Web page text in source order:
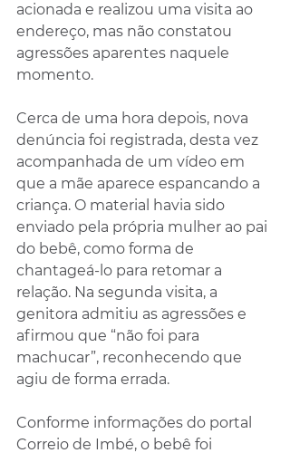
acionada e realizou uma visita ao
endereço, mas não constatou
agressões aparentes naquele
momento.
Cerca de uma hora depois, nova
denúncia foi registrada, desta vez
acompanhada de um vídeo em
que a mãe aparece espancando a
criança. O material havia sido
enviado pela própria mulher ao pai
do bebê, como forma de
chantageá-lo para retomar a
relação. Na segunda visita, a
genitora admitiu as agressões e
afirmou que “não foi para
machucar”, reconhecendo que
agiu de forma errada.
Conforme informações do portal
Correio de Imbé, o bebê foi